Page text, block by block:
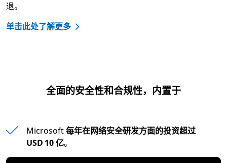
退。
单击此处了解更多
全面的安全性和合规性，内置于
Microsoft每年在网络安全研发方面的投资超过
USD 10 亿。